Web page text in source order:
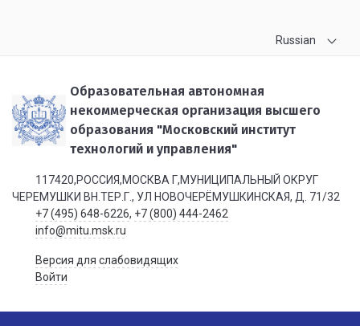
Russian
Образовательная автономная
некоммерческая организация высшего
образования "Московский институт
технологий и управления"
117420,РОССИЯ,МОСКВА Г,МУНИЦИПАЛЬНЫЙ ОКРУГ
ЧЕРЕМУШКИ ВН.ТЕР.Г., УЛ НОВОЧЕРЁМУШКИНСКАЯ, Д. 71/32
+7 (495) 648-6226, +7 (800) 444-2462
info@mitu.msk.ru
Версия для слабовидящих
Войти